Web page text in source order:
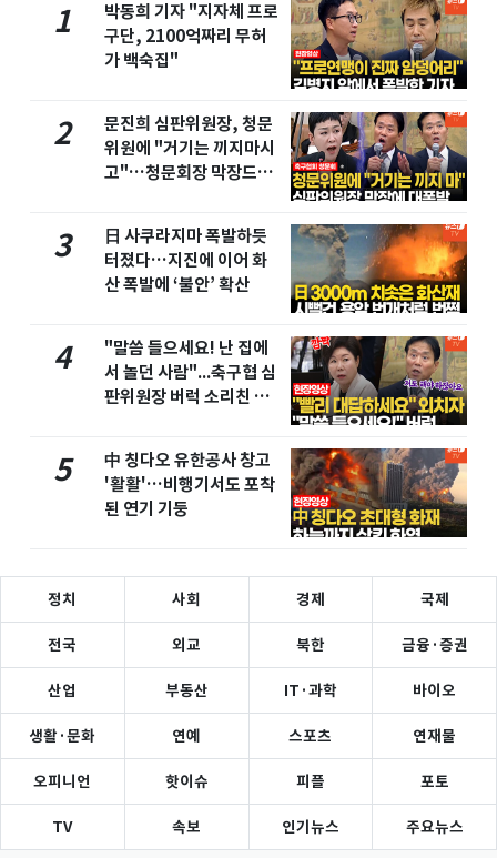
1
박동희 기자 "지자체 프로
구단, 2100억짜리 무허
가 백숙집"
2
문진희 심판위원장, 청문
위원에 "거기는 끼지마시
고"…청문회장 막장드라
3
日 사쿠라지마 폭발하듯
터졌다…지진에 이어 화
산 폭발에 ‘불안’ 확산
4
"말씀 들으세요! 난 집에
서 놀던 사람"...축구협 심
판위원장 버럭 소리친 이
5
中 칭다오 유한공사 창고
'활활'…비행기서도 포착
된 연기 기둥
정치 사회 경제 국제
전국 외교 북한 금융·증권
산업 부동산 IT·과학 바이오
생활·문화 연예 스포츠 연재물
오피니언 핫이슈 피플 포토
TV 속보 인기뉴스 주요뉴스